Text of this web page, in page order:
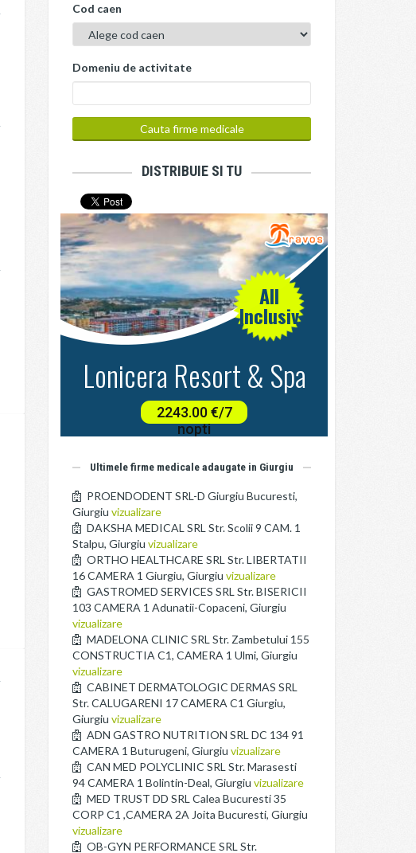
Cod caen
Domeniu de activitate
DISTRIBUIE SI TU
Ultimele firme medicale adaugate in Giurgiu
PROENDODENT SRL-D Giurgiu Bucuresti,
Giurgiu vizualizare
DAKSHA MEDICAL SRL Str. Scolii 9 CAM. 1
Stalpu, Giurgiu vizualizare
ORTHO HEALTHCARE SRL Str. LIBERTATII
16 CAMERA 1 Giurgiu, Giurgiu vizualizare
GASTROMED SERVICES SRL Str. BISERICII
103 CAMERA 1 Adunatii-Copaceni, Giurgiu
vizualizare
MADELONA CLINIC SRL Str. Zambetului 155
CONSTRUCTIA C1, CAMERA 1 Ulmi, Giurgiu
vizualizare
CABINET DERMATOLOGIC DERMAS SRL
Str. CALUGARENI 17 CAMERA C1 Giurgiu,
Giurgiu vizualizare
ADN GASTRO NUTRITION SRL DC 134 91
CAMERA 1 Buturugeni, Giurgiu vizualizare
CAN MED POLYCLINIC SRL Str. Marasesti
94 CAMERA 1 Bolintin-Deal, Giurgiu vizualizare
MED TRUST DD SRL Calea Bucuresti 35
CORP C1 ,CAMERA 2A Joita Bucuresti, Giurgiu
vizualizare
OB-GYN PERFORMANCE SRL Str.